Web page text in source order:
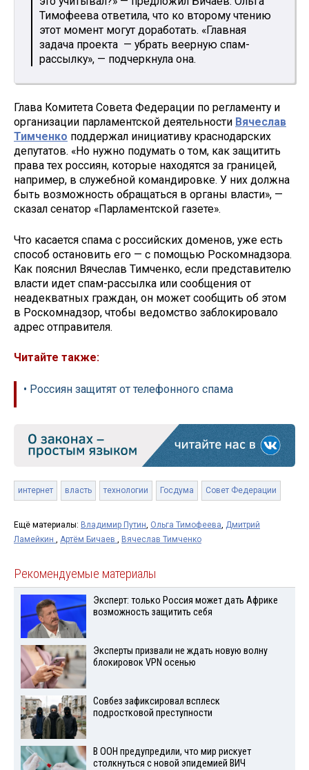
Тимофеева ответила, что ко второму чтению
этот момент могут доработать. «Главная
задача проекта — убрать веерную спам-
рассылку», — подчеркнула она.
Глава Комитета Совета Федерации по регламенту и
организации парламентской деятельности Вячеслав
Тимченко поддержал инициативу краснодарских
депутатов. «Но нужно подумать о том, как защитить
права тех россиян, которые находятся за границей,
например, в служебной командировке. У них должна
быть возможность обращаться в органы власти», —
сказал сенатор «Парламентской газете».
Что касается спама с российских доменов, уже есть
способ остановить его — с помощью Роскомнадзора.
Как пояснил Вячеслав Тимченко, если представителю
власти идет спам-рассылка или сообщения от
неадекватных граждан, он может сообщить об этом
в Роскомнадзор, чтобы ведомство заблокировало
адрес отправителя.
Читайте также:
• Россиян защитят от телефонного спама
интернет власть технологии Госдума Совет Федерации
Ещё материалы: Владимир Путин, Ольга Тимофеева, Дмитрий
Ламейкин , Артём Бичаев , Вячеслав Тимченко
Рекомендуемые материалы
Эксперт: только Россия может дать Африке
возможность защитить себя
Эксперты призвали не ждать новую волну
блокировок VPN осенью
Совбез зафиксировал всплеск
подростковой преступности
В ООН предупредили, что мир рискует
столкнуться с новой эпидемией ВИЧ